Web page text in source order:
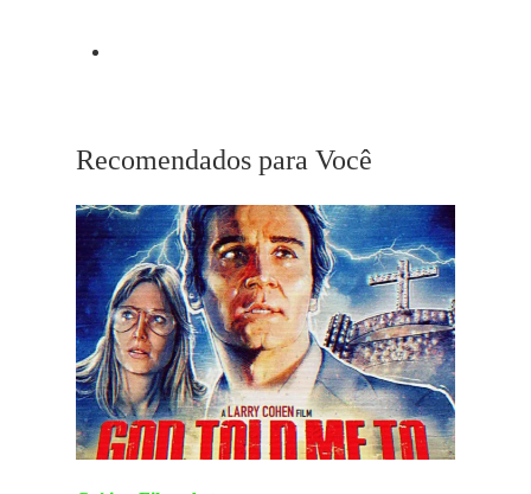
Recomendados para Você